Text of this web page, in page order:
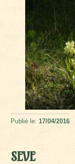
Publié le:17/04/2016
SEVE